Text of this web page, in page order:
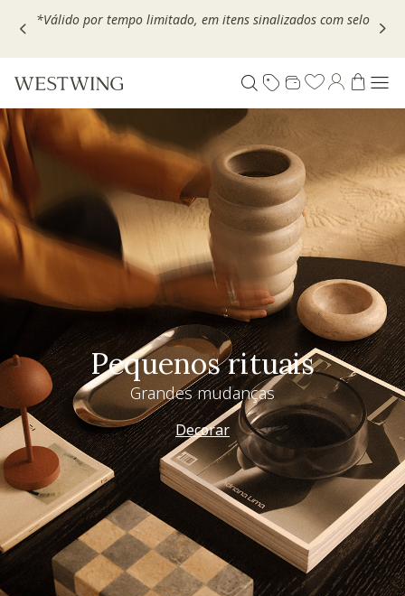
Escolha seu VOUCHER e ganhe até 30% OFF*: useMOVEL30,
Pequenos rituais
Grandes mudanças
Decorar